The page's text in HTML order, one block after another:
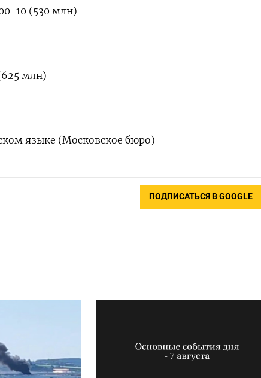
10 (530 млн)
млн)
языке (Московское бюро)
ПОДПИСАТЬСЯ В GOOGLE